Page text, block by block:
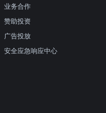
业务合作
赞助投资
广告投放
安全应急响应中心